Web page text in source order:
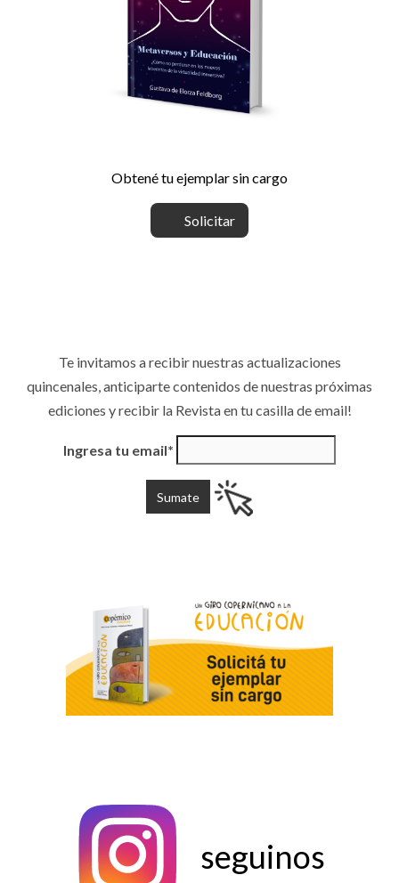
Obtené tu ejemplar sin cargo
Solicitar
Te invitamos a recibir nuestras actualizaciones
quincenales, anticiparte contenidos de nuestras próximas
ediciones y recibir la Revista en tu casilla de email!
Ingresa tu email*
seguinos
seguinos